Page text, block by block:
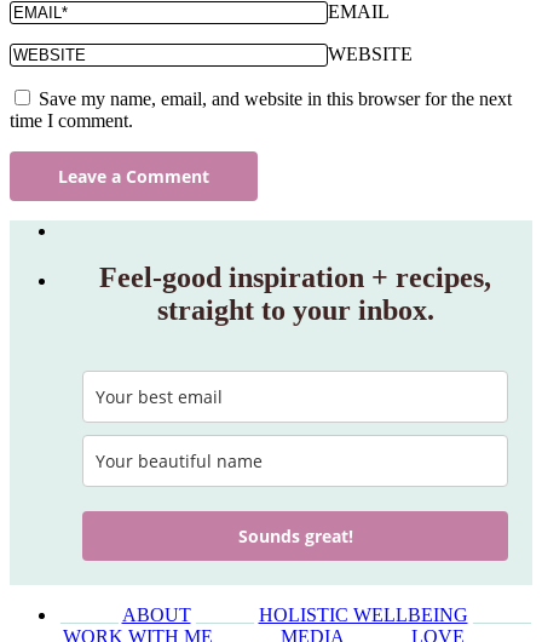
EMAIL
WEBSITE
Save my name, email, and website in this browser for the next
time I comment.
Feel‑good inspiration + recipes,
straight to your inbox.
Sounds great!
ABOUT______ HOLISTIC WELLBEING
WORK WITH ME
MEDIA LOVE